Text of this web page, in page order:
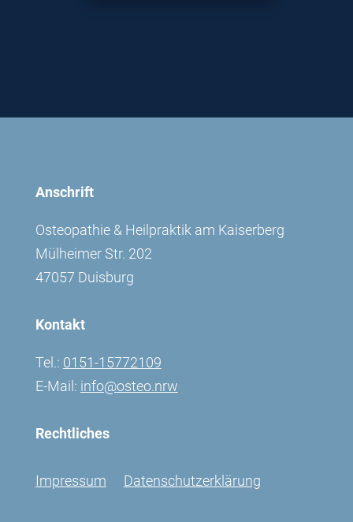
Anschrift
Osteopathie & Heilpraktik am Kaiserberg
Mülheimer Str. 202
47057 Duisburg
Kontakt
Tel.: 0151-15772109
E-Mail: info@osteo.nrw
Rechtliches
Impressum Datenschutzerklärung